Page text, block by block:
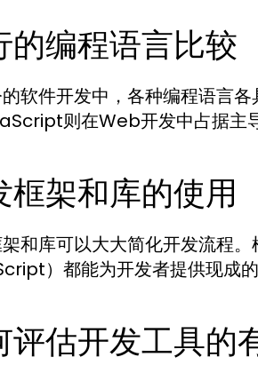
的编程语言比较
软件开发中，各种编程语言
则在Web开发中占据主
框架和库的使用
和库可以大大简化开发流程
）都能为开发者提供现成的
评估开发工具的